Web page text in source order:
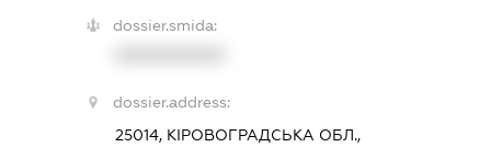
dossier.smida:
dossier.address:
25014, КІРОВОГРАДСЬКА ОБЛ.,